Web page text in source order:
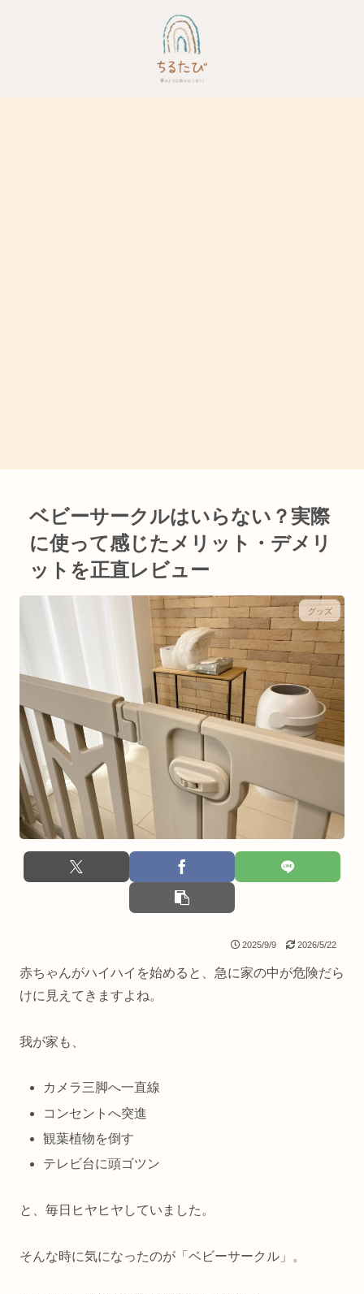
ベビーサークルはいらない？実際
に使って感じたメリット・デメリ
ットを正直レビュー
グッズ
2025/9/9 2026/5/22
赤ちゃんがハイハイを始めると、急に家の中が危険だら
けに見えてきますよね。
我が家も、
カメラ三脚へ一直線
コンセントへ突進
観葉植物を倒す
テレビ台に頭ゴツン
と、毎日ヒヤヒヤしていました。
そんな時に気になったのが「ベビーサークル」。